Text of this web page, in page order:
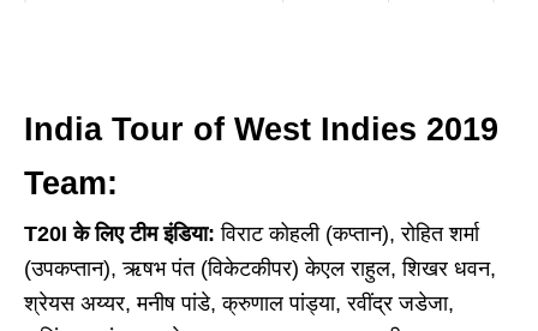
India Tour of West Indies 2019
Team:
T20I के लिए टीम इंडिया: विराट कोहली (कप्तान), रोहित शर्मा
(उपकप्तान), ऋषभ पंत (विकेटकीपर) केएल राहुल, शिखर धवन,
श्रेयस अय्यर, मनीष पांडे, क्रुणाल पांड्या, रवींद्र जडेजा,